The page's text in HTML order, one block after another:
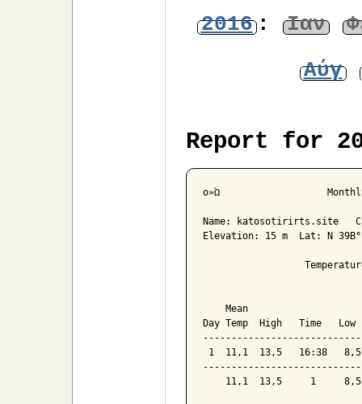
2016: Ιαν
Αύγ
Report for
ο»Ώ                   Monthly
Name: katosotirirts.site
Elevation: 15 m  Lat: N
Mean
Day Temp  High   Time
1  11,1  13,5   16:38
11,1  13,5     1